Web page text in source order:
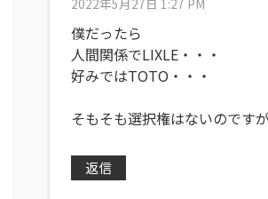
2022年5月27日 1:27 PM
僕だったら
人間関係でLIXLE・・・
好みではTOTO・・・
そもそも選択権はないのです
返信